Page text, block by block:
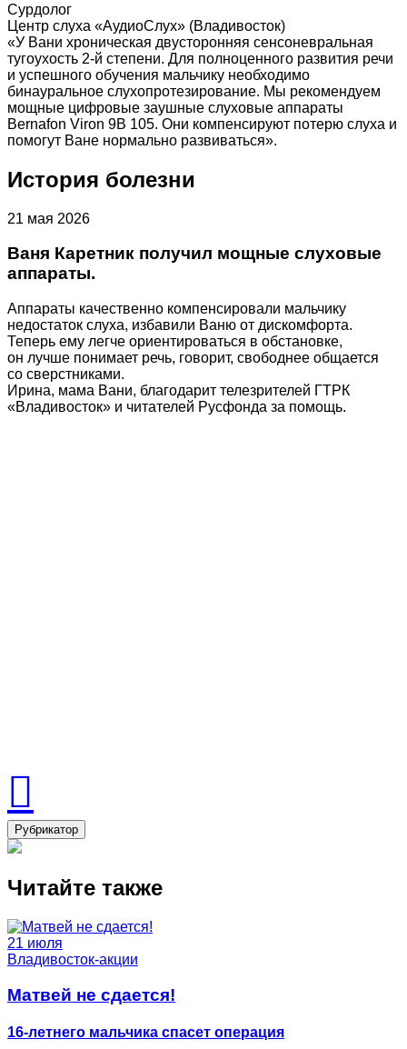
Сурдолог
Центр слуха «АудиоСлух» (Владивосток)
«У Вани хроническая двусторонняя сенсоневральная
тугоухость 2-й степени. Для полноценного развития речи
и успешного обучения мальчику необходимо
бинауральное слухопротезирование. Мы рекомендуем
мощные цифровые заушные слуховые аппараты
Веrnаfоn Viron 9B 105. Они компенсируют потерю слуха и
помогут Ване нормально развиваться».
История болезни
21 мая 2026
Ваня Каретник получил мощные слуховые
аппараты.
Аппараты качественно компенсировали мальчику
недостаток слуха, избавили Ваню от дискомфорта.
Теперь ему легче ориентироваться в обстановке,
он лучше понимает речь, говорит, свободнее общается
со сверстниками.
Ирина, мама Вани, благодарит телезрителей ГТРК
«Владивосток» и читателей Русфонда за помощь.
Рубрикатор
Читайте также
21 июля
Владивосток-акции
Матвей не сдается!
16-летнего мальчика спасет операция